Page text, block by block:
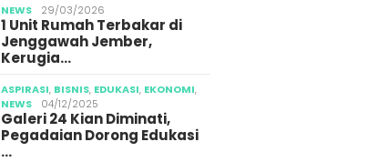
NEWS 29/03/2026
1 Unit Rumah Terbakar di
Jenggawah Jember,
Kerugia…
ASPIRASI, BISNIS, EDUKASI, EKONOMI,
NEWS
04/12/2025
Galeri 24 Kian Diminati,
Pegadaian Dorong Edukasi
…